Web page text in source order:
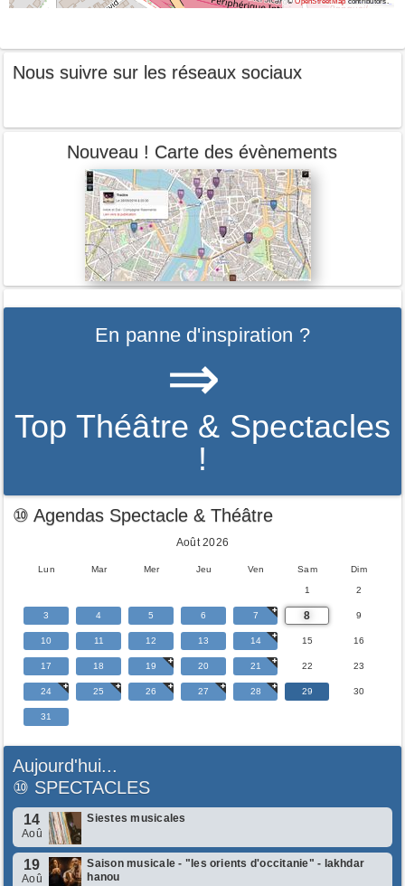
Nous suivre sur les réseaux sociaux
Nouveau ! Carte des évènements
En panne d'inspiration ?
⇒
Top Théâtre & Spectacles
!
⑩ Agendas Spectacle & Théâtre
Août 2026
Lun Mar Mer Jeu Ven Sam Dim
1 2
3 4 5 6 7 8 9
10 11 12 13 14 15 16
17 18 19 20 21 22 23
24 25 26 27 28 29 30
31
Aujourd'hui...
⑩ SPECTACLES
14
Aoû
Siestes musicales
19
Aoû
Saison musicale - "les orients d'occitanie" - lakhdar
hanou